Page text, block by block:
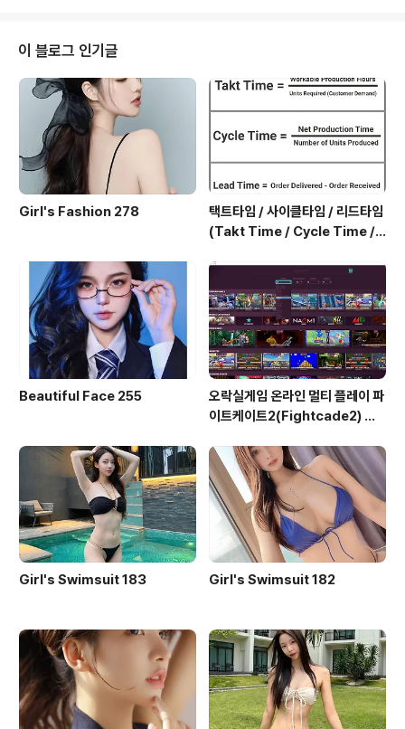
(Feat. Jay Park, Superbee, The Quiett) / 도끼(DO
K2) 9) On & On (Feat. 이하이) / 도끼(DOK2) 10) ..
이 블로그 인기글
Girl's Fashion 278
택트타임 / 사이클타임 / 리드타임
(Takt Time / Cycle Time / L
Beautiful Face 255
오락실게임 온라인 멀티 플레이 파
이트케이트2(Fightcade2) 설
Girl's Swimsuit 183 Girl's Swimsuit 182